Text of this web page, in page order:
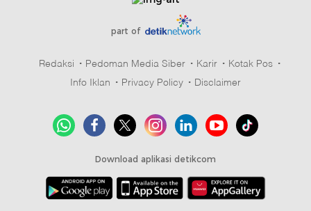
part of
Redaksi Pedoman Media Siber Karir
Kotak Pos
Info Iklan
Privacy Policy Disclaimer
Download aplikasi detikcom